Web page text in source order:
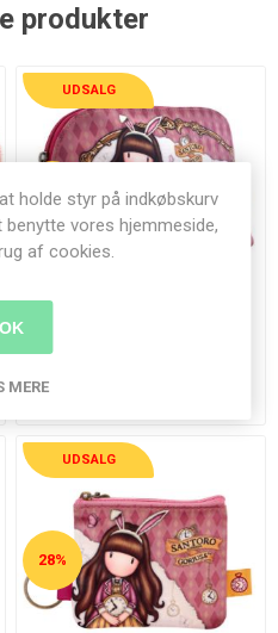
produkter
UDSALG
29%
UDSALG
28%
holde styr på indkøbskurv
vores hjemmeside,
af cookies.
OK
MERE